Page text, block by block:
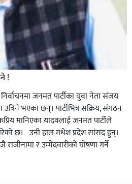
!
जनमत पार्टीका युवा नेता संजय
भएका छन्। पार्टीभित्र सक्रिय, संगठन
मानिएका यादवलाई जनमत पार्टीले
छ। उनी हाल मधेश प्रदेश सांसद हुन्।
र उम्मेदवारीको घोषणा गर्ने